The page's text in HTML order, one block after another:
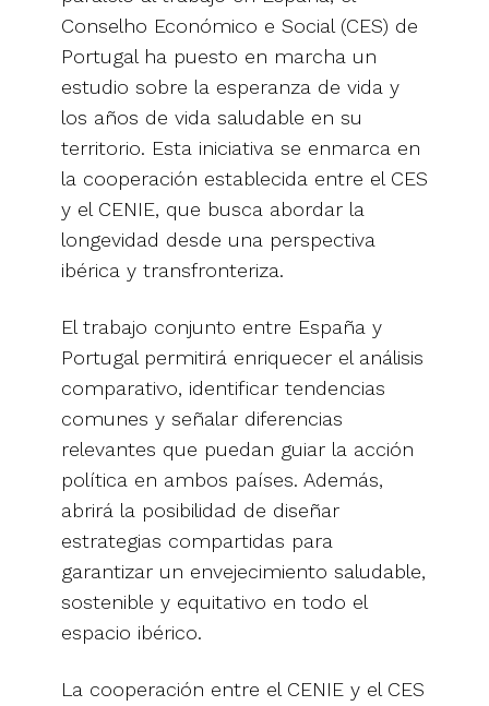
Conselho Económico e Social (CES) de
Portugal ha puesto en marcha un
estudio sobre la esperanza de vida y
los años de vida saludable en su
territorio. Esta iniciativa se enmarca en
la cooperación establecida entre el CES
y el CENIE, que busca abordar la
longevidad desde una perspectiva
ibérica y transfronteriza.
El trabajo conjunto entre España y
Portugal permitirá enriquecer el análisis
comparativo, identificar tendencias
comunes y señalar diferencias
relevantes que puedan guiar la acción
política en ambos países. Además,
abrirá la posibilidad de diseñar
estrategias compartidas para
garantizar un envejecimiento saludable,
sostenible y equitativo en todo el
espacio ibérico.
La cooperación entre el CENIE y el CES